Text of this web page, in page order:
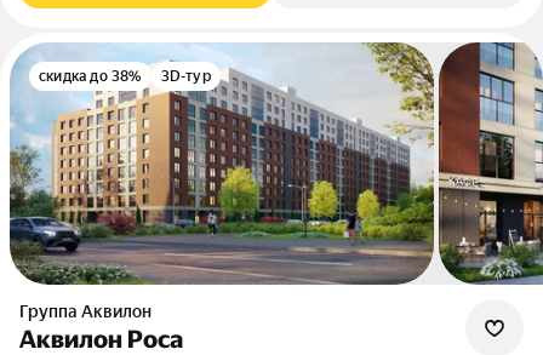
скидка до 38% 3D-тур
Группа Аквилон
Аквилон Роса